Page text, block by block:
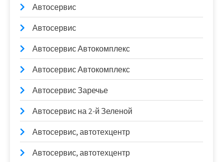
Автосервис
Автосервис
Автосервис Автокомплекс
Автосервис Автокомплекс
Автосервис Заречье
Автосервис на 2-й Зеленой
Автосервис, автотехцентр
Автосервис, автотехцентр